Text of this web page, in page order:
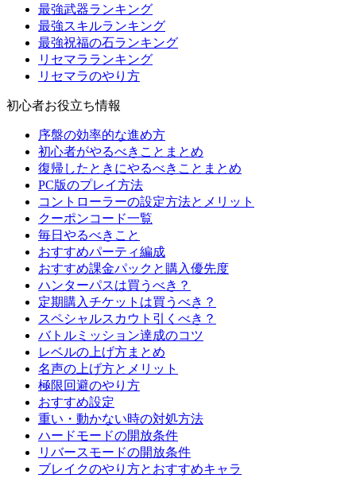
最強武器ランキング
最強スキルランキング
最強祝福の石ランキング
リセマラランキング
リセマラのやり方
初心者お役立ち情報
序盤の効率的な進め方
初心者がやるべきことまとめ
復帰したときにやるべきことまとめ
PC版のプレイ方法
コントローラーの設定方法とメリット
クーポンコード一覧
毎日やるべきこと
おすすめパーティ編成
おすすめ課金パックと購入優先度
ハンターパスは買うべき？
定期購入チケットは買うべき？
スペシャルスカウト引くべき？
バトルミッション達成のコツ
レベルの上げ方まとめ
名声の上げ方とメリット
極限回避のやり方
おすすめ設定
重い・動かない時の対処方法
ハードモードの開放条件
リバースモードの開放条件
ブレイクのやり方とおすすめキャラ